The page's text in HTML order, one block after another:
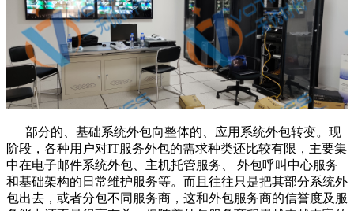
部分的、基础系统外包向整体的、应用系统外包转变。现
阶段，各种用户对IT服务外包的需求种类还比较有限，主要集
中在电子邮件系统外包、主机托管服务、 外包呼叫中心服务
和基础架构的日常维护服务等。而且往往只是把其部分系统外
包出去，或者分包不同服务商，这和外包服务商的信誉度及服